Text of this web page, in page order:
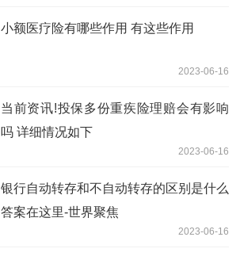
小额医疗险有哪些作用 有这些作用
2023-06-16
当前资讯!投保多份重疾险理赔会有影响
吗 详细情况如下
2023-06-16
银行自动转存和不自动转存的区别是什么
答案在这里-世界聚焦
2023-06-16